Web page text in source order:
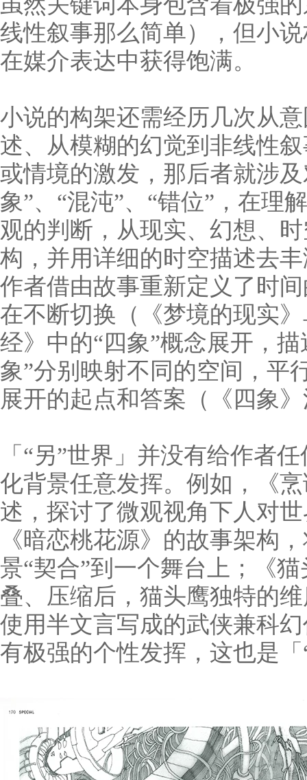
线性叙事那么简单），但小
在媒介表达中获得饱满。
小说的构架还需经历几次从
述、从模糊的幻觉到非线性
或情境的激发，那后者就涉
象”、“混沌”、“错位”，在理
观的判断，从现实、幻想、
构，并用详细的时空描述去
作者借由故事重新定义了时
在不断切换（《梦境的现实
经》中的“四象”概念展开，
象”分别映射不同的空间，平
展开的起点和答案（《四象
「“另”世界」并没有给作者
化背景任意发挥。例如，《
述，探讨了微观视角下人对
《暗恋桃花源》的故事架构
景“契合”到一个舞台上；《
叠、压缩后，猫头鹰独特的
使用半文言写成的武侠兼科
有极强的个性发挥，这也是